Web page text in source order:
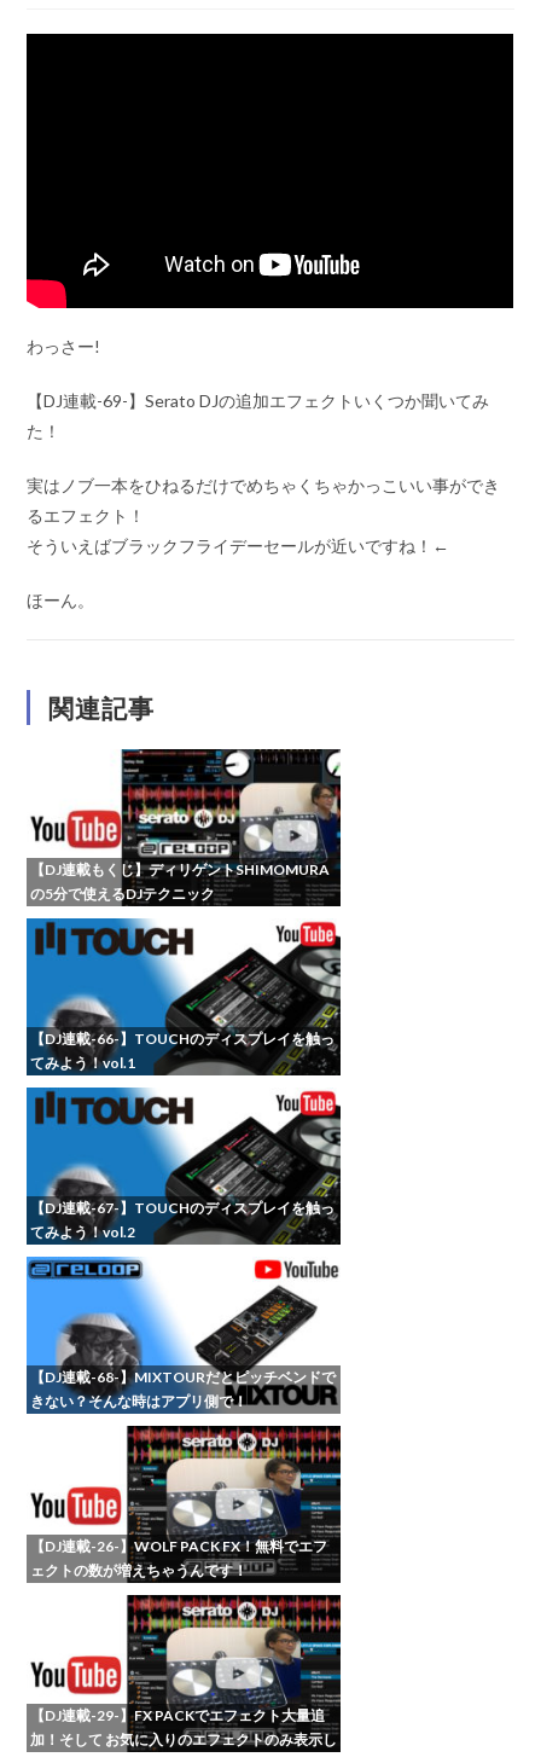
わっさー!
【DJ連載-69-】Serato DJの追加エフェクトいくつか聞いてみ
た！
実はノブ一本をひねるだけでめちゃくちゃかっこいい事ができ
るエフェクト！
そういえばブラックフライデーセールが近いですね！←
ほーん。
関連記事
【DJ連載もくじ】ディリゲントSHIMOMURA
の5分で使えるDJテクニック
【DJ連載-66-】TOUCHのディスプレイを触っ
てみよう！vol.1
【DJ連載-67-】TOUCHのディスプレイを触っ
てみよう！vol.2
【DJ連載-68-】MIXTOURだとピッチベンドで
きない？そんな時はアプリ側で！
【DJ連載-26-】WOLF PACK FX！無料でエフ
ェクトの数が増えちゃうんです！
【DJ連載-29-】FX PACKでエフェクト大量追
加！そして お気に入りのエフェクトのみ表示し